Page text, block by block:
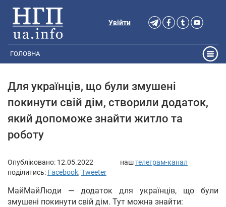
Увійти
ГОЛОВНА
Для українців, що були змушені
покинути свій дім, створили додаток,
який допоможе знайти житло та
роботу
Опубліковано: 12.05.2022 наштелеграм-канал
поділитись: Facebook, Tweeter
МайМайЛюди — додаток для українців, що були
змушені покинути свій дім. Тут можна знайти: